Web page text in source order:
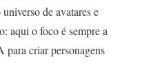
de avatares e
aqui o foco é sempre a
para criar personagens